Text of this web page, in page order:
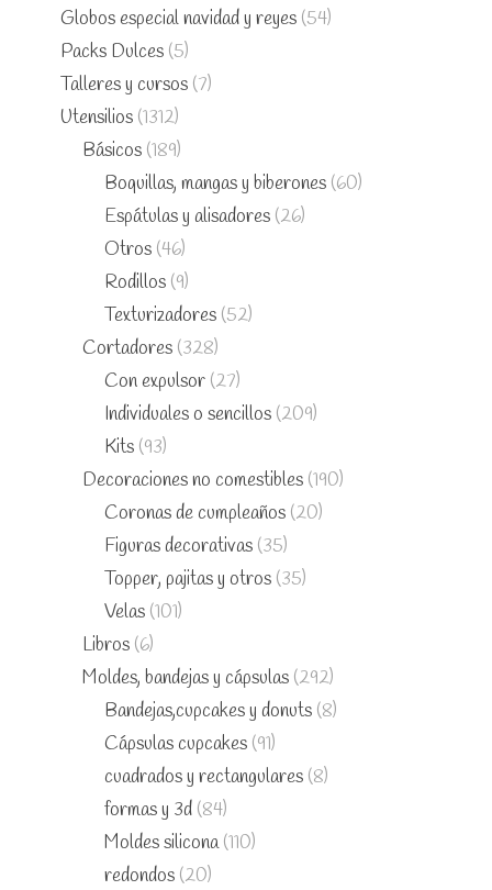
Globos especial navidad y reyes (54)
Packs Dulces (5)
Talleres y cursos (7)
Utensilios (1312)
Básicos (189)
Boquillas, mangas y biberones (60)
Espátulas y alisadores (26)
Otros (46)
Rodillos (9)
Texturizadores (52)
Cortadores (328)
Con expulsor (27)
Individuales o sencillos (209)
Kits (93)
Decoraciones no comestibles (190)
Coronas de cumpleaños (20)
Figuras decorativas (35)
Topper, pajitas y otros (35)
Velas (101)
Libros (6)
Moldes, bandejas y cápsulas (292)
Bandejas,cupcakes y donuts (8)
Cápsulas cupcakes (91)
cuadrados y rectangulares (8)
formas y 3d (84)
Moldes silicona (110)
redondos (20)